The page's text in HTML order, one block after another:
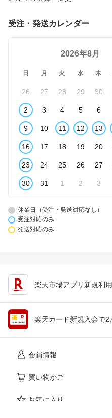
受注・発送カレンダー
2026年8月
日 月 火 水 木
26 27 28 29 30
2 3 4 5 6
9 10 11 12 13
16 17 18 19 20
23 24 25 26 27
30 31 1 2 3
休業日（受注・発送対応なし）
受注対応のみ
発送対応のみ
楽天市場アプリ新規利
楽天カード新規入会で
会員情報
買い物かご
お気に入り